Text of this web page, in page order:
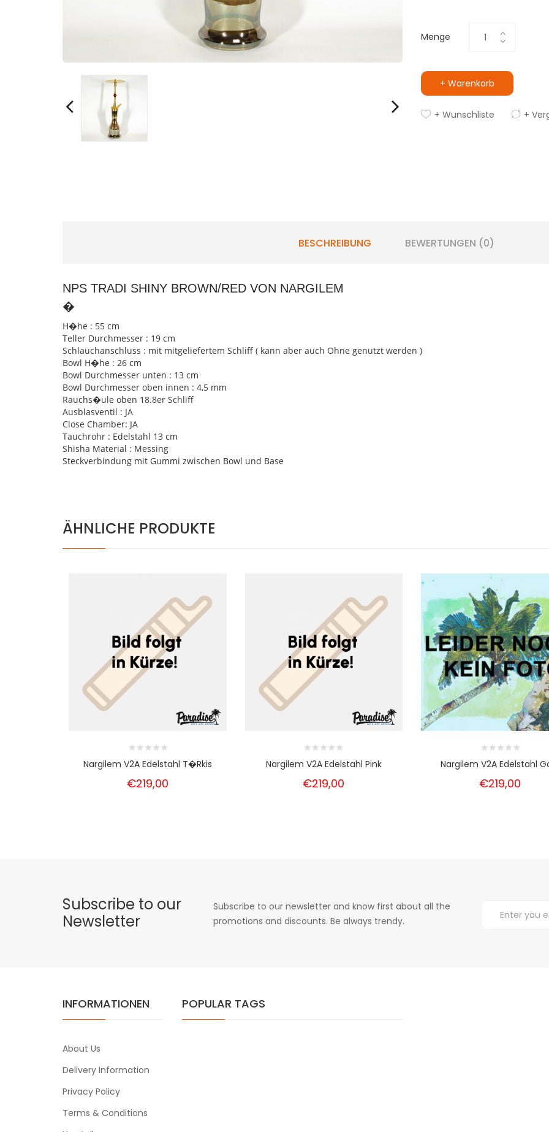
Menge
+ Warenkorb
+ Wunschliste +
BESCHREIBUNG BEWERTUNGEN (0)
NPS TRADI SHINY BROWN/RED VON NARGILEM
�
H�he : 55 cm
Teller Durchmesser : 19 cm
Schlauchanschluss : mit mitgeliefertem Schliff ( kann aber auch Ohne genutzt werden )
Bowl H�he : 26 cm
Bowl Durchmesser unten : 13 cm
Bowl Durchmesser oben innen : 4,5 mm
Rauchs�ule oben 18.8er Schliff
Ausblasventil : JA
Close Chamber: JA
Tauchrohr : Edelstahl 13 cm
Shisha Material : Messing
Steckverbindung mit Gummi zwischen Bowl und Base
ÄHNLICHE PRODUKTE
Nargilem V2A Edelstahl T�rkis
€219,00
Nargilem V2A Edelstahl Pink
€219,00
Nargilem V2A Edelstahl
€219,00
Subscribe to our
Newsletter
Subscribe to our newsletter and know first about all the
promotions and discounts. Be always trendy.
INFORMATIONEN
About Us
Delivery Information
Privacy Policy
Terms & Conditions
POPULAR TAGS